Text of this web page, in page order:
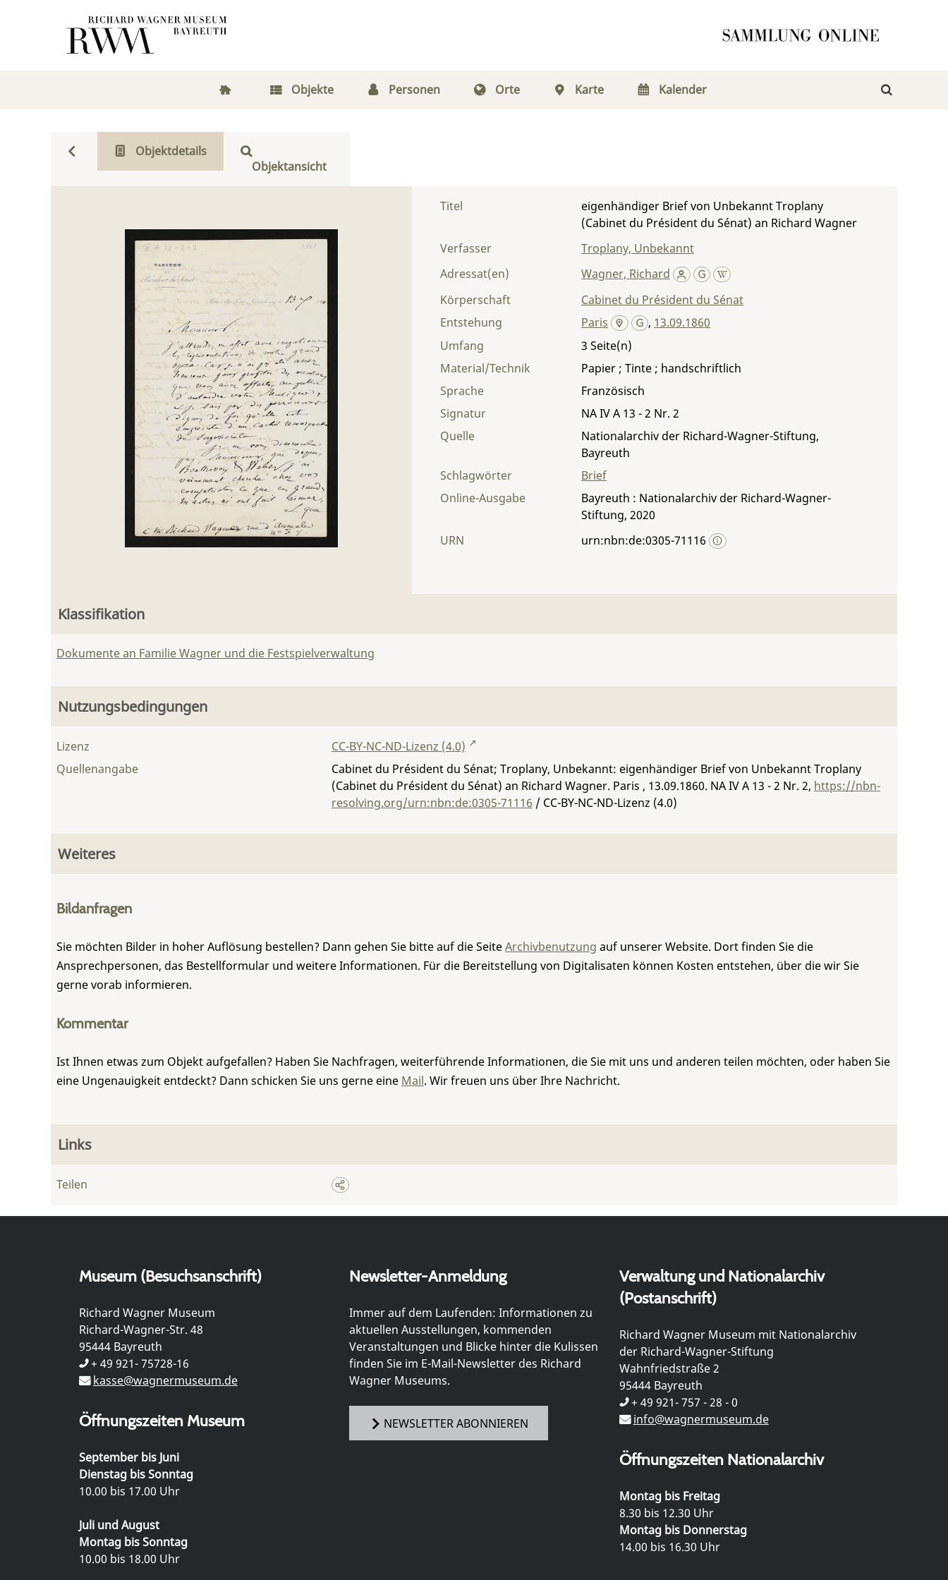
Objekte Personen Orte Karte Kalender
Objektdetails
Objektansicht
Titel
eigenhändiger Brief von Unbekannt Troplany
(Cabinet du Président du Sénat) an Richard Wagner
Verfasser
Troplany, Unbekannt
Adressat(en)
Wagner, Richard
Körperschaft
Cabinet du Président du Sénat
Entstehung
Paris , 13.09.1860
Umfang
3
Material/Technik
Papier ; Tinte ; handschriftlich
Sprache
Französisch
Signatur
NA IV A 13 - 2 Nr. 2
Quelle
Nationalarchiv der Richard-Wagner-Stiftung,
Bayreuth
Schlagwörter
Brief
Online-Ausgabe
Bayreuth : Nationalarchiv der Richard-Wagner-
Stiftung, 2020
URN
urn:nbn:de:0305-71116
Klassifikation
Dokumente an Familie Wagner und die Festspielverwaltung
Nutzungsbedingungen
Lizenz
CC-BY-NC-ND-Lizenz (4.0)
Quellenangabe
Cabinet du Président du Sénat; Troplany, Unbekannt: eigenhändiger Brief von Unbekannt Troplany
(Cabinet du Président du Sénat) an Richard Wagner. Paris , 13.09.1860. NA IV A 13 - 2 Nr. 2, https://nbn-
resolving.org/urn:nbn:de:0305-71116 / CC-BY-NC-ND-Lizenz (4.0)
Weiteres
Bildanfragen
Sie möchten Bilder in hoher Auflösung bestellen? Dann gehen Sie bitte auf die SeiteArchivbenutzung auf unserer Website. Dort finden Sie die
Ansprechpersonen, das Bestellformular und weitere Informationen. Für die Bereitstellung von Digitalisaten können Kosten entstehen, über die wir Sie
gerne vorab informieren.
Kommentar
Ist Ihnen etwas zum Objekt aufgefallen? Haben Sie Nachfragen, weiterführende Informationen, die Sie mit uns und anderen teilen möchten, oder haben Sie
eine Ungenauigkeit entdeckt? Dann schicken Sie uns gerne eine Mail. Wir freuen uns über Ihre Nachricht.
Links
Teilen
Museum (Besuchsanschrift)
Richard Wagner Museum
Richard-Wagner-Str. 48
95444 Bayreuth
+ 49 921- 75728-16
kasse@wagnermuseum.de
Öffnungszeiten Museum
September bis Juni
Dienstag bis Sonntag
10.00 bis 17.00 Uhr
Juli und August
Montag bis Sonntag
10.00 bis 18.00 Uhr
Newsletter-Anmeldung
Immer auf dem Laufenden: Informationen zu
aktuellen Ausstellungen, kommenden
Veranstaltungen und Blicke hinter die Kulissen
finden Sie im E-Mail-Newsletter des Richard
Wagner Museums.
NEWSLETTER ABONNIEREN
Verwaltung und Nationalarchiv
(Postanschrift)
Richard Wagner Museum mit Nationalarchiv
der Richard-Wagner-Stiftung
Wahnfriedstraße 2
95444 Bayreuth
+ 49 921- 757 - 28 - 0
info@wagnermuseum.de
Öffnungszeiten Nationalarchiv
Montag bis Freitag
8.30 bis 12.30 Uhr
Montag bis Donnerstag
14.00 bis 16.30 Uhr